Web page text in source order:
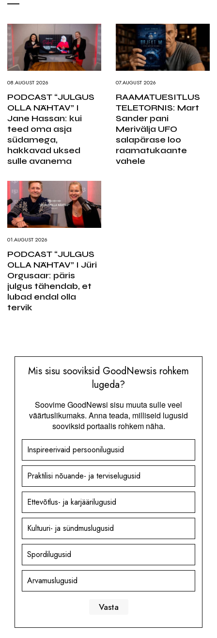
08.AUGUST 2026
PODCAST “JULGUS
OLLA NÄHTAV” I
Jane Hassan: kui
teed oma asja
südamega,
hakkavad uksed
sulle avanema
07.AUGUST 2026
RAAMATUESITLUS
TELETORNIS: Mart
Sander pani
Merivälja UFO
salapärase loo
raamatukaante
vahele
01.AUGUST 2026
PODCAST “JULGUS
OLLA NÄHTAV” I Jüri
Orgusaar: päris
julgus tähendab, et
lubad endal olla
tervik
Mis sisu sooviksid GoodNewsis rohkem
lugeda?
Soovime GoodNewsi sisu muuta sulle veel
väärtuslikumaks. Anna teada, milliseid lugusid
sooviksid portaalis rohkem näha.
Inspireerivaid persoonilugusid
Praktilisi nõuande- ja terviselugusid
Ettevõtlus- ja karjäärilugusid
Kultuuri- ja sündmuslugusid
Spordilugusid
Arvamuslugusid